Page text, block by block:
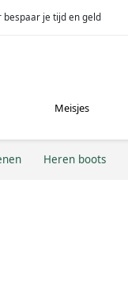
bespaar je tijd en geld
Meisjes
Heren boots